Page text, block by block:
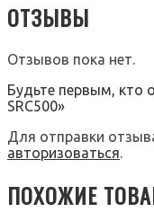
ОТЗЫВЫ
Отзывов пока нет.
Будьте первым, кто
SRC500»
Для отправки
авторизоваться.
ПОХОЖИЕ